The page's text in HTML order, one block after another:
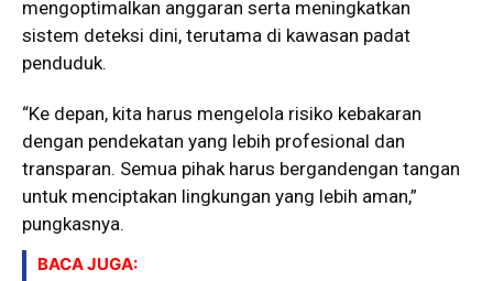
mengoptimalkan anggaran serta meningkatkan
sistem deteksi dini, terutama di kawasan padat
penduduk.
“Ke depan, kita harus mengelola risiko kebakaran
dengan pendekatan yang lebih profesional dan
transparan. Semua pihak harus bergandengan tangan
untuk menciptakan lingkungan yang lebih aman,”
pungkasnya.
BACA JUGA: